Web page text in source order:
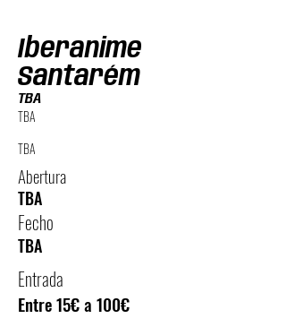
Iberanime
Santarém
TBA
TBA
TBA
Abertura
TBA
Fecho
TBA
Entrada
Entre 15€ a 100€